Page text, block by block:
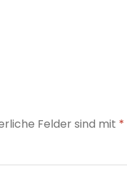
Felder sind mit *